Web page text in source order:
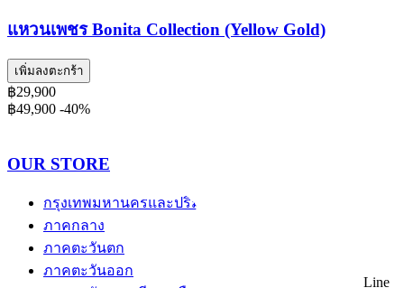
แหวนเพชร Bonita Collection (Yellow Gold)
เพิ่มลงตะกร้า
฿29,900
฿49,900 -40%
OUR STORE
กรุงเทพมหานครและปริมณฑล
ภาคกลาง
ภาคตะวันตก
ภาคตะวันออก
Line